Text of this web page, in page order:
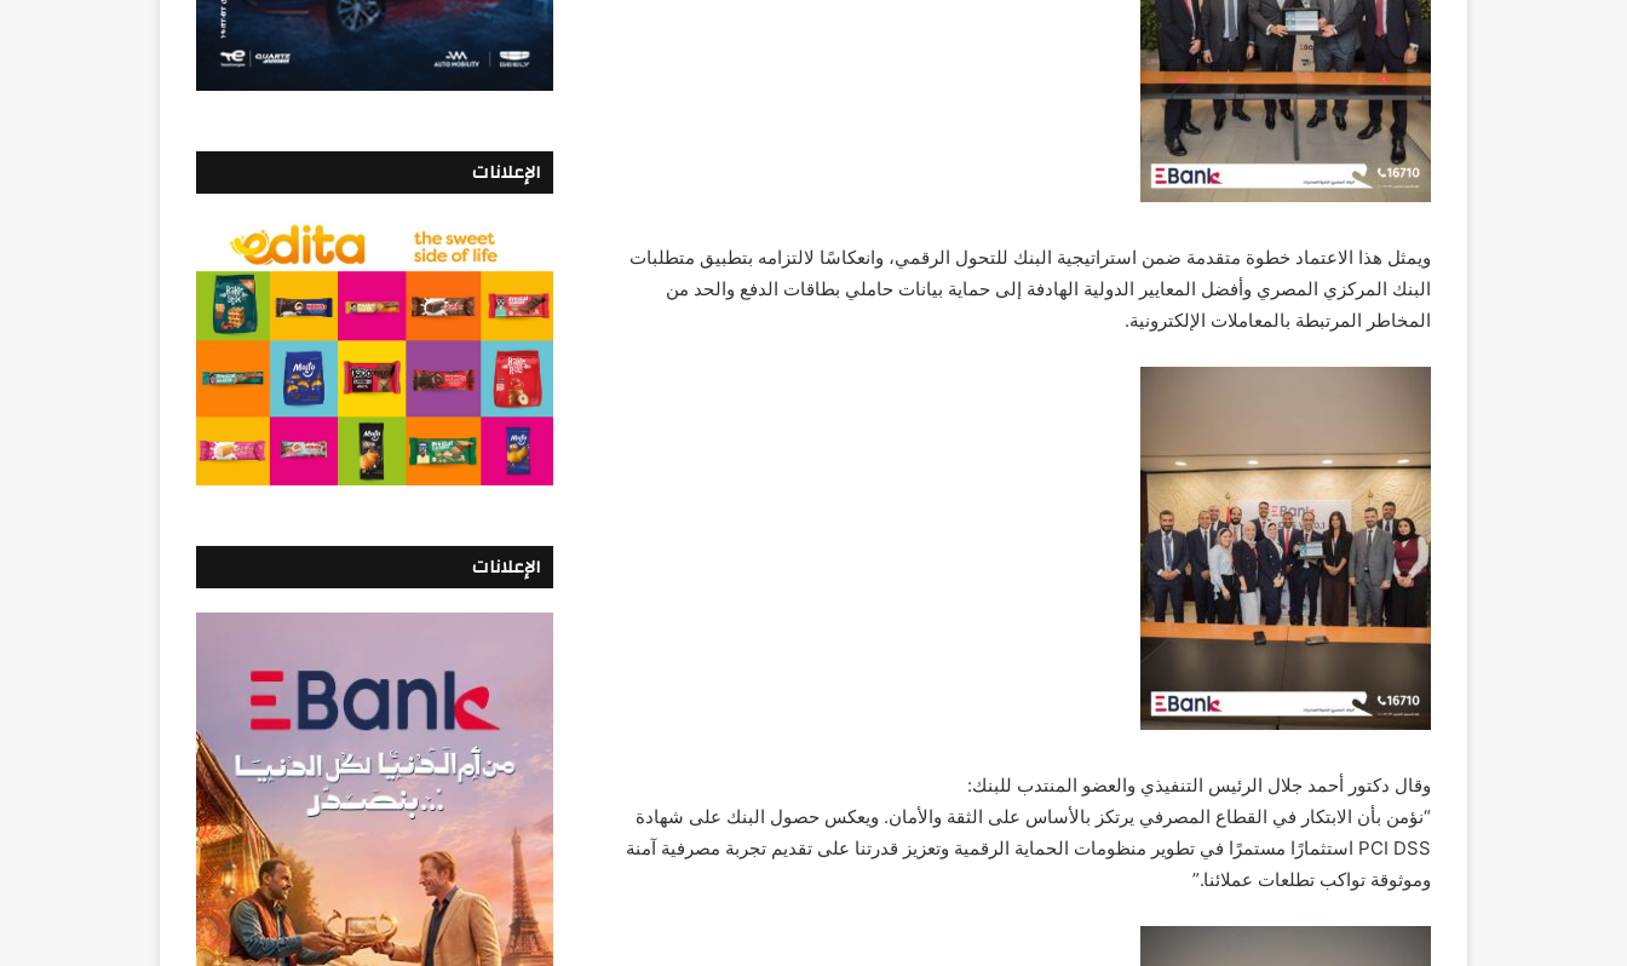
ويمثل هذا الاعتماد خطوة متقدمة ضمن استراتيجية البنك للتحول الرقمي، وانعكاسًا لالتزامه بتطبيق متطلبات
البنك المركزي المصري وأفضل المعايير الدولية الهادفة إلى حماية بيانات حاملي بطاقات الدفع والحد من
المخاطر المرتبطة بالمعاملات الإلكترونية.
وقال دكتور أحمد جلال الرئيس التنفيذي والعضو المنتدب للبنك:
“نؤمن بأن الابتكار في القطاع المصرفي يرتكز بالأساس على الثقة والأمان. ويعكس حصول البنك على شهادة
PCI DSS استثمارًا مستمرًا في تطوير منظومات الحماية الرقمية وتعزيز قدرتنا على تقديم تجربة مصرفية آمنة
وموثوقة تواكب تطلعات عملائنا.”
الإعلانات
الإعلانات